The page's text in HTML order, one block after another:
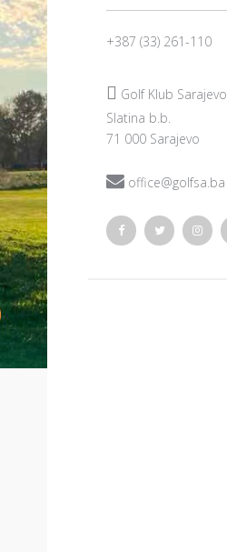
+387 (33) 261-110
 Golf Klub Sarajevo
Slatina b.b.
71 000 Sarajevo
 office@golfsa.ba